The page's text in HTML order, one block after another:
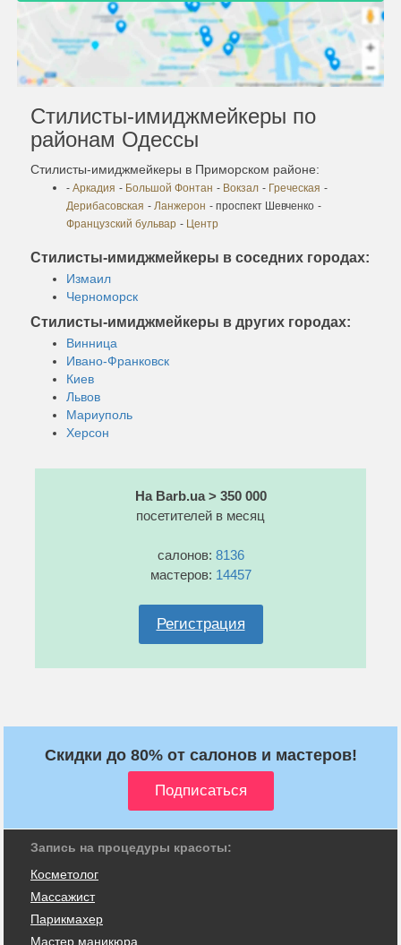
Стилисты-имиджмейкеры по
районам Одессы
Стилисты-имиджмейкеры в Приморском районе:
- Аркадия - Большой Фонтан - Вокзал - Греческая -
Дерибасовская - Ланжерон - проспект Шевченко -
Французский бульвар - Центр
Стилисты-имиджмейкеры в соседних городах:
Измаил
Черноморск
Стилисты-имиджмейкеры в других городах:
Винница
Ивано-Франковск
Киев
Львов
Мариуполь
Херсон
На Barb.ua > 350 000
посетителей в месяц
салонов: 8136
мастеров: 14457
Регистрация
Скидки до 80% от салонов и мастеров!
Запись на процедуры красоты:
Косметолог
Массажист
Парикмахер
Мастер маникюра